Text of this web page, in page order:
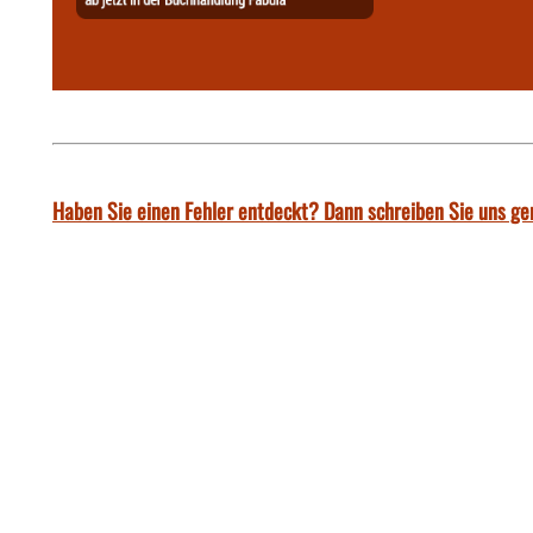
Haben Sie einen Fehler entdeckt? Dann schreiben Sie uns